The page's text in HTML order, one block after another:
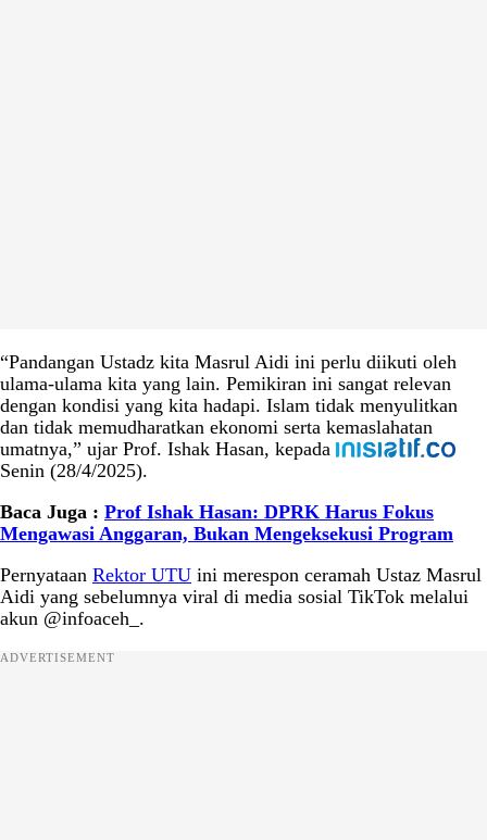
“Pandangan Ustadz kita Masrul Aidi ini perlu diikuti oleh
ulama-ulama kita yang lain. Pemikiran ini sangat relevan
dengan kondisi yang kita hadapi. Islam tidak menyulitkan
dan tidak memudharatkan ekonomi serta kemaslahatan
umatnya,” ujar Prof. Ishak Hasan, kepada
Senin (28/4/2025).
Baca Juga : Prof Ishak Hasan: DPRK Harus Fokus
Mengawasi Anggaran, Bukan Mengeksekusi Program
Pernyataan Rektor UTU ini merespon ceramah Ustaz Masrul
Aidi yang sebelumnya viral di media sosial TikTok melalui
akun @infoaceh_.
ADVERTISEMENT